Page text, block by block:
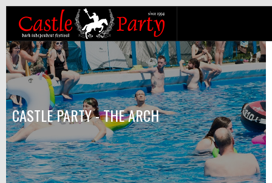
CASTLE PARTY - THE ARCH